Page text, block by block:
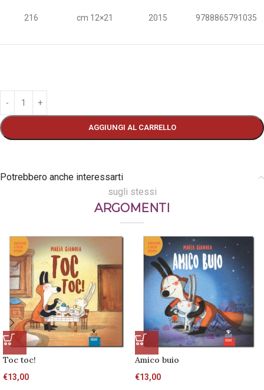
216 cm 12×21 2015 9788865791035
AGGIUNGI AL CARRELLO
Potrebbero anche interessarti
sugli stessi
ARGOMENTI
Toc toc!
€13,00
Amico buio
€13,00